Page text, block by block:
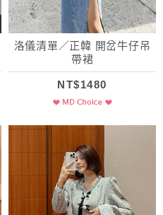
洛儀清單／正韓 開岔牛仔吊
帶裙
NT$1480